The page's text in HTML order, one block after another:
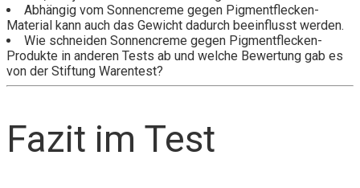
Abhängig vom Sonnencreme gegen Pigmentflecken-
Material kann auch das Gewicht dadurch beeinflusst werden.
Wie schneiden Sonnencreme gegen Pigmentflecken-
Produkte in anderen Tests ab und welche Bewertung gab es
von der Stiftung Warentest?
Fazit im Test